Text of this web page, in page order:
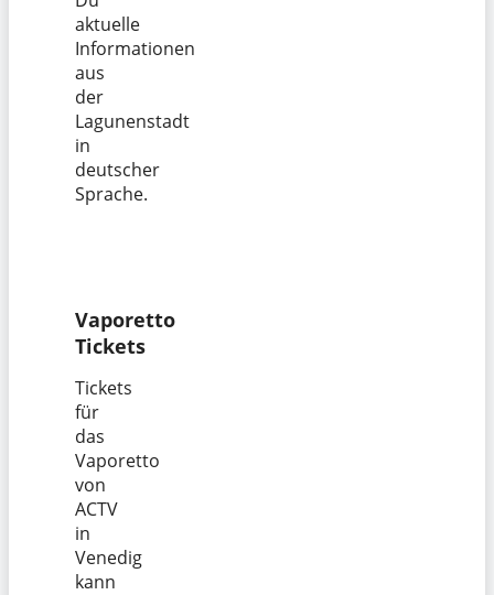
aktuelle
Informationen
aus
der
Lagunenstadt
in
deutscher
Sprache.
Vaporetto
Tickets
Tickets
für
das
Vaporetto
von
ACTV
in
Venedig
kann